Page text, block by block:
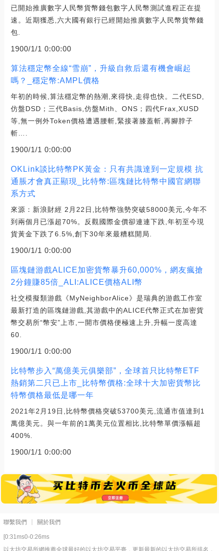
已開始推廣數字人民幣貨幣錢包數字人民幣測試進程正在提
速。近期獲悉,六大國有銀行已經開始推廣數字人民幣貨幣錢
包.
1900/1/1 0:00:00
算法穩定幣全線“雪崩”，升級自救后還有機會崛起
嗎？_穩定幣:AMPL價格
年初的時候,算法穩定幣的熱潮,來得快,走得也快。二代ESD,
仿盤DSD；三代Basis,仿盤Mith、ONS；四代Frax,XUSD
等,無一例外Token價格遭遇腰斬,緊接著膝蓋斬,再腳脖子
斬….
1900/1/1 0:00:00
OKLink談比特幣PK黃金：只有共識達到一定規模 抗
通脹才會真正顯現_比特幣:區塊鏈比特幣中國官網聯
系方式
來源：新浪財經 2月22日,比特幣強勢突破58000美元,今年不
到兩個月已漲超70%。反觀國際金價卻連連下跌,年初至今現
貨黃金下跌了6.5%,創下30年來最糟糕開局.
1900/1/1 0:00:00
區塊鏈游戲ALICE加密貨幣暴升60,000%，網友瘋搶
2分鐘賺85倍_ALI:ALICE價格ALI幣
社交模擬類游戲《MyNeighborAlice》是瑞典的游戲工作室
最新打造的區塊鏈游戲,其游戲中的ALICE代幣正式在加密貨
幣交易所“幣安”上市,一開市價格便極速上升,升幅一度高達
60.
1900/1/1 0:00:00
比特幣步入“萬億美元俱樂部”，全球首只比特幣ETF
熱銷第二只已上市_比特幣價格:全球十大加密貨幣比
特幣價格最低是哪一年
2021年2月19日,比特幣價格突破53700美元,流通市值達到1
萬億美元。與一年前的1萬美元位置相比,比特幣單價漲幅超
400%.
1900/1/1 0:00:00
聯繫我們 關於我們
[0:31ms0-0:26ms
以太坊交易所網推薦全球最好的以太坊交易平臺，更新最新的以太坊交易所排名，